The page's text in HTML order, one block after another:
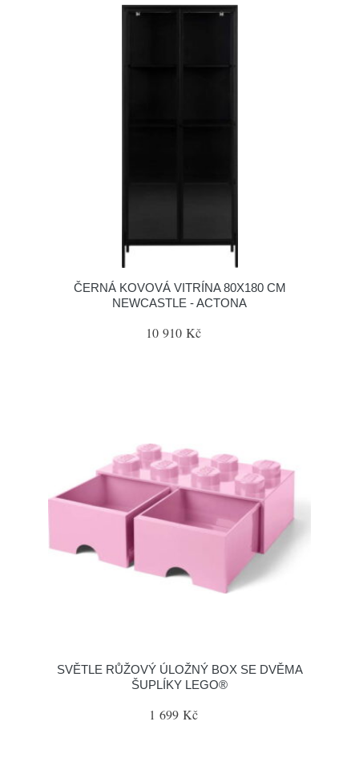
ČERNÁ KOVOVÁ VITRÍNA 80X180 CM
NEWCASTLE - ACTONA
10 910 Kč
SVĚTLE RŮŽOVÝ ÚLOŽNÝ BOX SE DVĚMA
ŠUPLÍKY LEGO®
1 699 Kč